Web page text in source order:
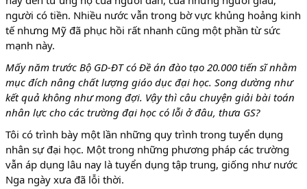
người có tiền. Nhiều nước vẫn trong bờ vực khủng hoảng kinh
tế nhưng Mỹ đã phục hồi rất nhanh cũng một phần từ sức
mạnh này.
Mấy năm trước Bộ GD-ĐT có Đề án đào tạo 20.000 tiến sĩ nhằm
mục đích nâng chất lượng giáo dục đại học. Song dường như
kết quả không như mong đợi. Vậy thì câu chuyện giải bài toán
nhân lực cho các trường đại học có lỗi ở đâu, thưa GS?
Tôi có trình bày một lần những quy trình trong tuyển dụng
nhân sự đại học. Một trong những phương pháp các trường
vẫn áp dụng lâu nay là tuyển dụng tập trung, giống như nước
Nga ngày xưa đã lỗi thời.